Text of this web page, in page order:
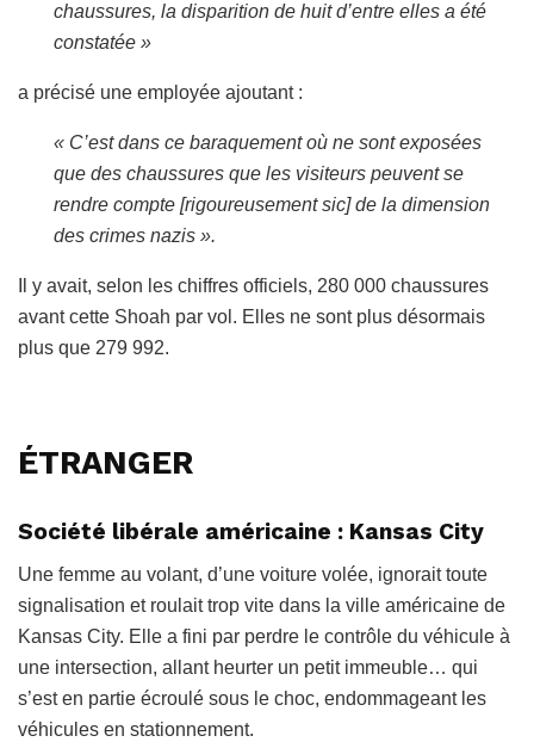
chaussures, la disparition de huit d’entre elles a été
constatée »
a précisé une employée ajoutant :
« C’est dans ce baraquement où ne sont exposées
que des chaussures que les visiteurs peuvent se
rendre compte [rigoureusement sic] de la dimension
des crimes nazis ».
Il y avait, selon les chiffres officiels, 280 000 chaussures
avant cette Shoah par vol. Elles ne sont plus désormais
plus que 279 992.
ÉTRANGER
Société libérale américaine : Kansas City
Une femme au volant, d’une voiture volée, ignorait toute
signalisation et roulait trop vite dans la ville américaine de
Kansas City. Elle a fini par perdre le contrôle du véhicule à
une intersection, allant heurter un petit immeuble… qui
s’est en partie écroulé sous le choc, endommageant les
véhicules en stationnement.